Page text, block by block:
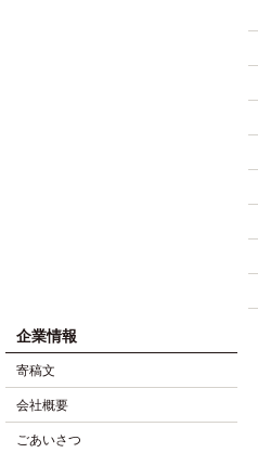
企業情報
寄稿文
会社概要
ごあいさつ